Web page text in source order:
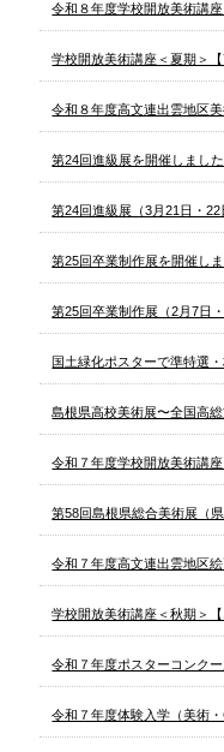
令和８年度学校開放美術講
学校開放美術講座＜夏期＞
令和８年度高文連出雲地区
第24回進級展を開催しました
第24回進級展（3月21日・22
第25回卒業制作展を開催しま
第25回卒業制作展（2月7日
国土緑化ポスターで準特選
島根県高校美術展〜全国高
令和７年度学校開放美術講
第58回島根県総合美術展（
令和７年度高文連出雲地区
学校開放美術講座＜秋期＞
令和７年度ポスターコンク
令和７年度体験入学（美術